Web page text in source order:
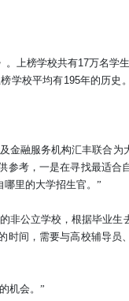
。上榜学校共有17万名学
学校平均有195年的历史
金融服务机构汇丰联合为
考，一是在寻找最适合
里的大学招生官。 ”
非公立学校，根据毕业生
时间，需要与高校辅导员
机会。 ”